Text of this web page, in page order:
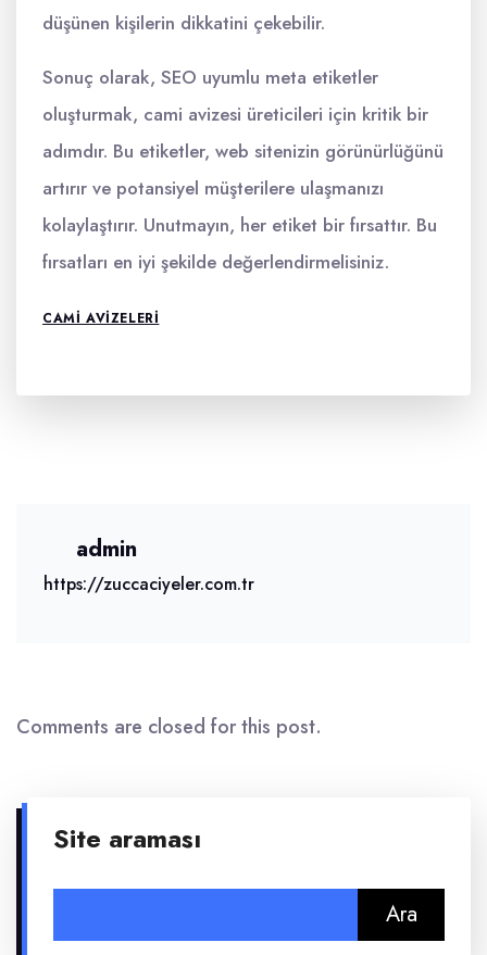
düşünen kişilerin dikkatini çekebilir.
Sonuç olarak, SEO uyumlu meta etiketler
oluşturmak, cami avizesi üreticileri için kritik bir
adımdır. Bu etiketler, web sitenizin görünürlüğünü
artırır ve potansiyel müşterilere ulaşmanızı
kolaylaştırır. Unutmayın, her etiket bir fırsattır. Bu
fırsatları en iyi şekilde değerlendirmelisiniz.
CAMI AVIZELERI
admin
https://zuccaciyeler.com.tr
Comments are closed for this post.
Site araması